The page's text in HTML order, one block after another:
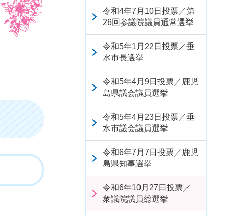
令和4年7月10日投票／第
26回参議院議員通常選挙
令和5年1月22日投票／垂
水市長選挙
令和5年4月9日投票／鹿児
島県議会議員選挙
令和5年4月23日投票／垂
水市議会議員選挙
令和6年7月7日投票／鹿児
島県知事選挙
令和6年10月27日投票／
衆議院議員総選挙